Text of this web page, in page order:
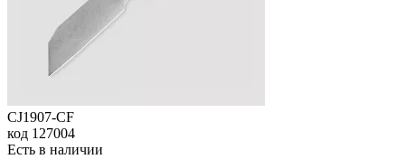
CJ1907-CF
код 127004
Есть в наличии